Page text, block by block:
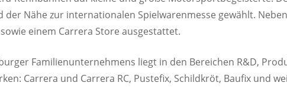
Nähe zur internationalen Spielwarenmesse gewählt.
einem Carrera Store ausgestattet.
Familienunternehmens liegt in den Bereichen R&D,
Carrera und Carrera RC, Pustefix, Schildkröt, Baufix und